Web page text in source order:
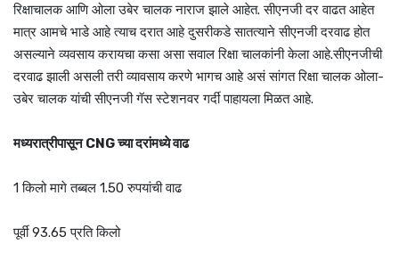
रिक्षाचालक आणि ओला उबेर चालक नाराज झाले आहेत. सीएनजी दर वाढत आहेत
मात्र आमचे भाडे आहे त्याच दरात आहे दुसरीकडे सातत्याने सीएनजी दरवाढ होत
असल्याने व्यवसाय करायचा कसा असा सवाल रिक्षा चालकांनी केला आहे.सीएनजीची
दरवाढ झाली असली तरी व्यावसाय करणे भागच आहे असं सांगत रिक्षा चालक ओला-
उबेर चालक यांची सीएनजी गॅस स्टेशनवर गर्दी पाहायला मिळत आहे.
मध्यरात्रीपासून CNG च्या दरांमध्ये वाढ
1 किलो मागे तब्बल 1.50 रुपयांची वाढ
पूर्वी 93.65 प्रति किलो